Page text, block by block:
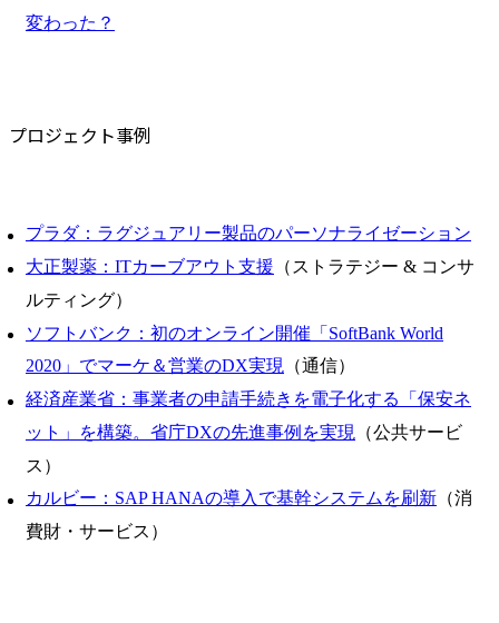
変わった？
プロジェクト事例
プラダ：ラグジュアリー製品のパーソナライゼーション
大正製薬：ITカーブアウト支援 （ストラテジー & コンサ
ルティング）
ソフトバンク：初のオンライン開催「SoftBank World
2020」でマーケ＆営業のDX実現
（通信）
経済産業省：事業者の申請手続きを電子化する「保安ネ
ット」を構築。省庁DXの先進事例を実現
（公共サービ
ス）
カルビー：SAP HANAの導入で基幹システムを刷新 （消
費財・サービス）